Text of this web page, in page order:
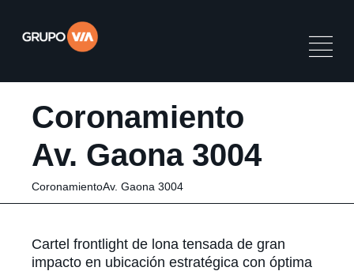
Coronamiento
Av. Gaona 3004
CoronamientoAv. Gaona 3004
Cartel frontlight de lona tensada de gran
impacto en ubicación estratégica con óptima